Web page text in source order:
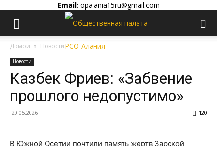
Email: opalania15ru@gmail.com
Домой Новости
Новости
Казбек Фриев: «Забвение
прошлого недопустимо»
20.05.2026 120
В Южной Осетии почтили память жертв Зарской